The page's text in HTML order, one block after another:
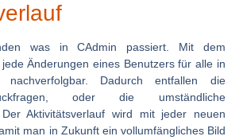
was in CAdmin passiert. Mit dem
Änderungen eines Benutzers für alle in
nachverfolgbar. Dadurch entfallen die
oder die umständliche
Der Aktivitätsverlauf wird mit jeder neuen
man in Zukunft ein vollumfängliches Bild